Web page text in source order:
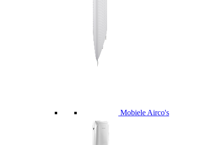
Mobiele Airco's